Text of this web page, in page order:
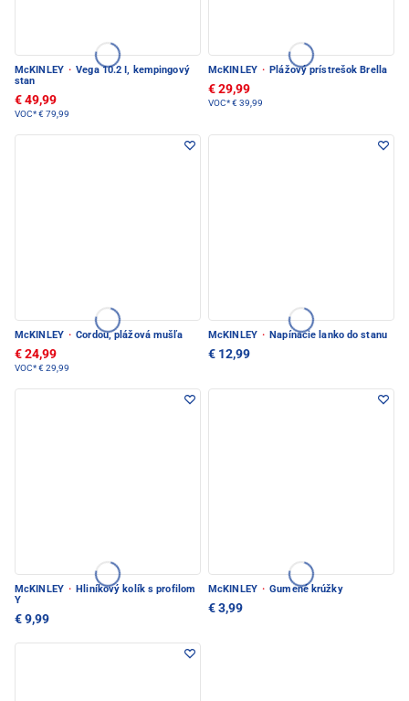
McKINLEY · Vega 10.2 I, kempingový
stan
€ 49,99
VOC*€ 79,99
McKINLEY · Plážový prístrešok Brella
€ 29,99
VOC*€ 39,99
McKINLEY · Cordou, plážová mušľa
€ 24,99
VOC*€ 29,99
McKINLEY · Napínacie lanko do stanu
€ 12,99
McKINLEY · Hliníkový kolík s profilom
Y
€ 9,99
McKINLEY · Gumené krúžky
€ 3,99